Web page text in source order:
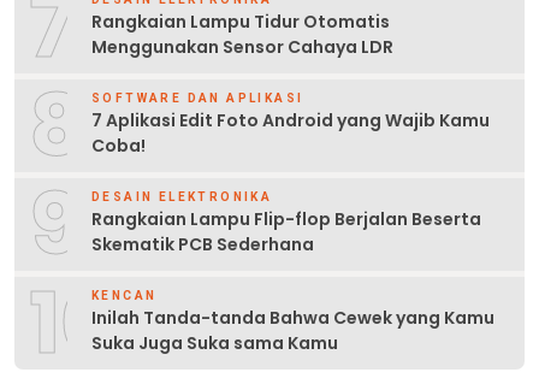
7
Rangkaian Lampu Tidur Otomatis
Menggunakan Sensor Cahaya LDR
8 SOFTWARE DAN APLIKASI
7 Aplikasi Edit Foto Android yang Wajib Kamu
Coba!
9 DESAIN ELEKTRONIKA
Rangkaian Lampu Flip-flop Berjalan Beserta
Skematik PCB Sederhana
10KENCAN
Inilah Tanda-tanda Bahwa Cewek yang Kamu
Suka Juga Suka sama Kamu